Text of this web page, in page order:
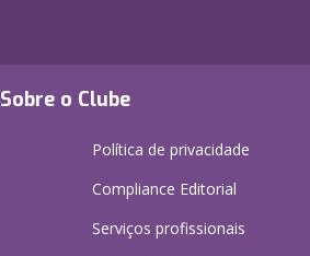
Sobre o Clube
Política de privacidade
Compliance Editorial
Serviços profissionais